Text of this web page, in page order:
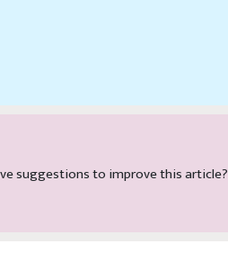
suggestions to improve this article?